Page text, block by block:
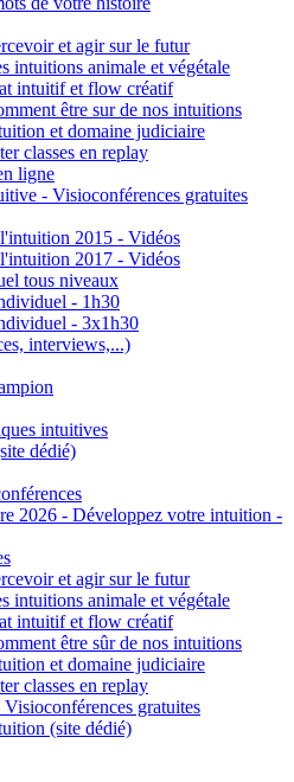
et agir sur le futur
intuitions animale et végétale
intuitif et flow créatif
être sur de nos intuitions
et domaine judiciaire
classes en replay
ligne
- Visioconférences gratuites
2015 - Vidéos
2017 - Vidéos
tous niveaux
- 1h30
- 3x1h30
interviews,...)
intuitives
dédié)
2026 - Développez votre intuition -
et agir sur le futur
intuitions animale et végétale
intuitif et flow créatif
être sûr de nos intuitions
et domaine judiciaire
classes en replay
gratuites
(site dédié)